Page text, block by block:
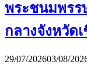
พระชนมพรร
กลางจังหวัดเ
29/07/202603/08/